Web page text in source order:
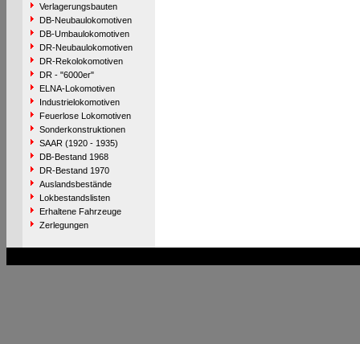
Verlagerungsbauten
DB-Neubaulokomotiven
DB-Umbaulokomotiven
DR-Neubaulokomotiven
DR-Rekolokomotiven
DR - "6000er"
ELNA-Lokomotiven
Industrielokomotiven
Feuerlose Lokomotiven
Sonderkonstruktionen
SAAR (1920 - 1935)
DB-Bestand 1968
DR-Bestand 1970
Auslandsbestände
Lokbestandslisten
Erhaltene Fahrzeuge
Zerlegungen